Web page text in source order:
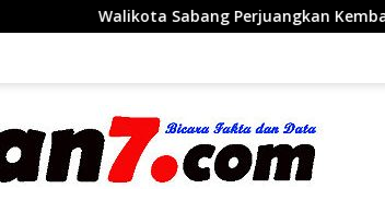
Sabang Perjuangkan Kembali Penerbangan